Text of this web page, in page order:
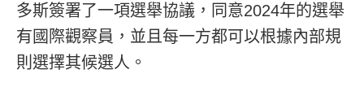
多斯簽署了一項選舉協議，同意2024年的選舉
有國際觀察員，並且每一方都可以根據內部規
則選擇其候選人。